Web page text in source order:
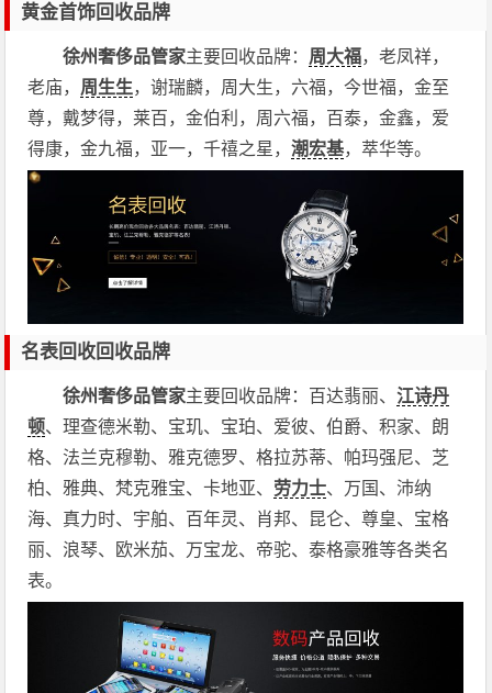
黄金首饰回收品牌
徐州奢侈品管家主要回收品牌： 周大福，老凤祥，
老庙， 周生生，谢瑞麟，周大生，六福，今世福，金至
尊，戴梦得，莱百，金伯利，周六福，百泰，金鑫，爱
得康，金九福，亚一，千禧之星，潮宏基，萃华等。
名表回收回收品牌
徐州奢侈品管家主要回收品牌：百达翡丽、江诗丹
顿、理查德米勒、宝玑、宝珀、爱彼、伯爵、积家、朗
格、法兰克穆勒、雅克德罗、格拉苏蒂、帕玛强尼、芝
柏、雅典、梵克雅宝、卡地亚、 劳力士、万国、沛纳
海、真力时、宇舶、百年灵、肖邦、昆仑、尊皇、宝格
丽、浪琴、欧米茄、万宝龙、帝驼、泰格豪雅等各类名
表。